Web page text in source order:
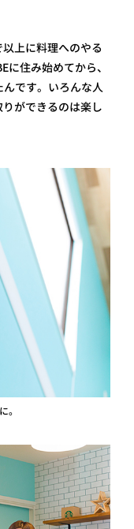
上に料理へのやる
に住み始めてから、
です。いろんな人
ができるのは楽し
。